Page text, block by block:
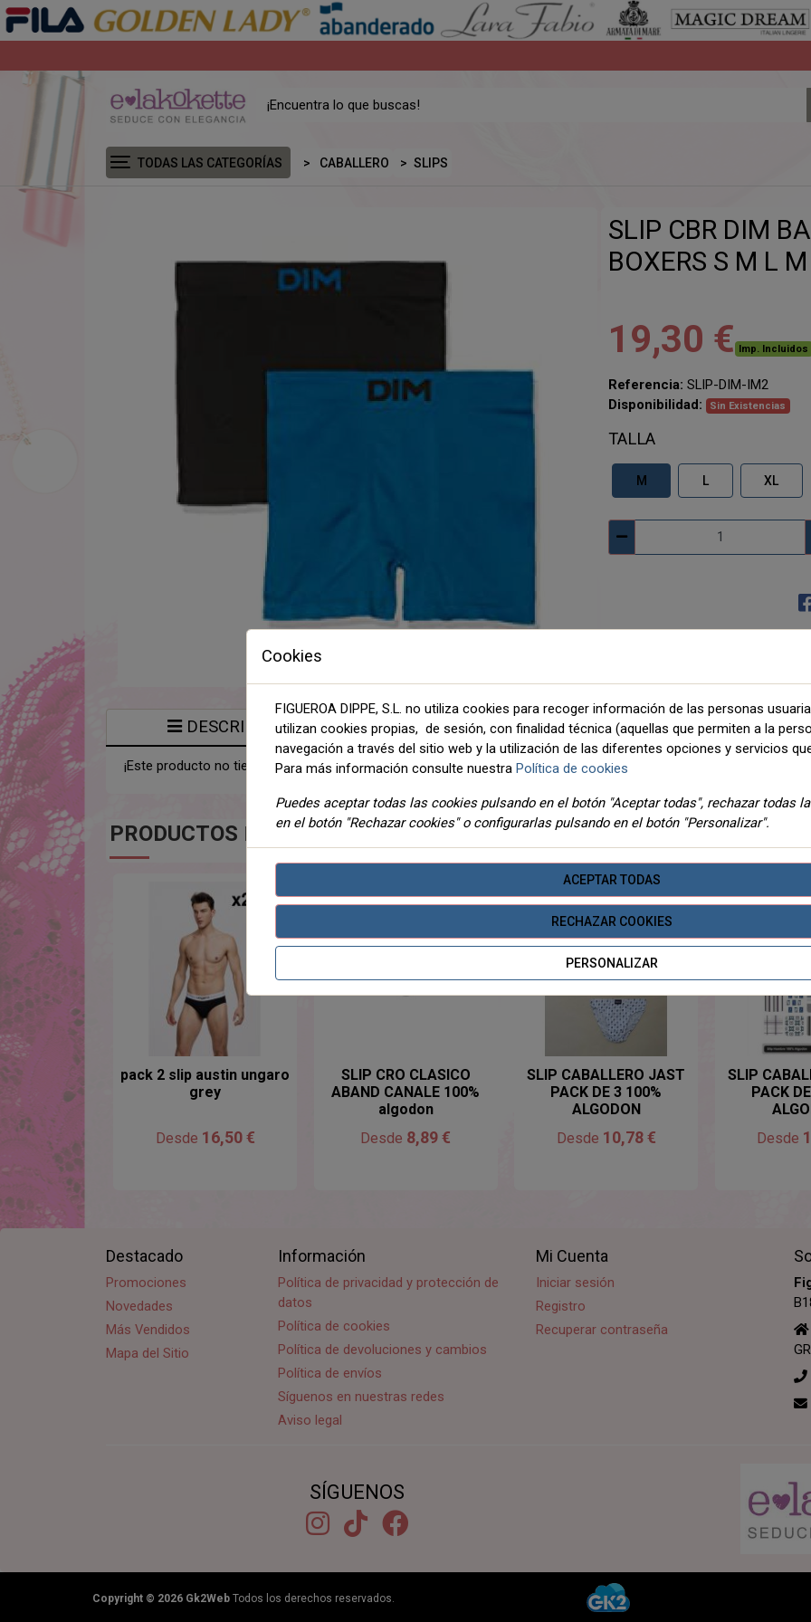
TODAS LAS CATEGORÍAS CABALLERO SLIPS
SLIP CBR DIM
BOXERS S M L M
19,30 € Imp. Incluidos
Referencia: SLIP-DIM-IM2
Disponibilidad:
Sin Existencias
TALLA
M L XL
DESCRIPCIÓN DETALLES ADJUNTOS
¡Este producto no tiene descripción!
PRODUCTOS DE LA MISMA CATEGORIA
pack 2 slip austin ungaro
grey
Desde 16,50 €
SLIP CRO CLASICO
ABAND CANALE 100%
algodon
Desde 8,89 €
SIN EXISTENCIAS
SLIP CABALLERO JAST
PACK DE 3 100%
ALGODON
Desde 10,78 €
SLIP
PACK
Desde
Destacado
Promociones
Novedades
Más Vendidos
Mapa del Sitio
Información
Política de privacidad y protección de
datos
Política de cookies
Política de devoluciones y cambios
Política de envíos
Síguenos en nuestras redes
Aviso legal
Mi Cuenta
Iniciar sesión
Registro
Recuperar contraseña
SÍGUENOS
Copyright © 2026 Gk2Web Todos los derechos reservados.
Cookies
FIGUEROA DIPPE, S.L. no utiliza cookies para recoger información de las personas
utilizan cookies propias, de sesión, con finalidad técnica (aquellas que permiten a la
navegación a través del sitio web y la utilización de las diferentes opciones y servicios
Para más información consulte nuestra Política de cookies
Puedes aceptar todas las cookies pulsando en el botón "Aceptar todas", rechazar todas
en el botón "Rechazar cookies" o configurarlas pulsando en el botón "Personalizar".
ACEPTAR TODAS
RECHAZAR COOKIES
PERSONALIZAR